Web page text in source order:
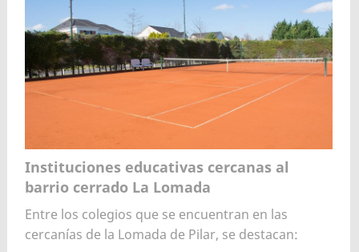
Instituciones educativas cercanas al
barrio cerrado La Lomada
Entre los colegios que se encuentran en las
cercanías de la Lomada de Pilar, se destacan: